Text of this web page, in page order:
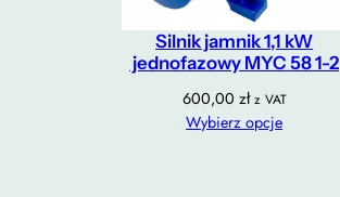
Silnik jamnik 1,1 kW
jednofazowy MYC 58 1-2
600,00 zł z VAT
Wybierz opcje